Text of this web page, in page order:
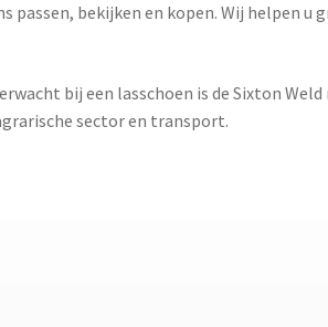
passen, bekijken en kopen. Wij helpen u
bij een lasschoen is de Sixton
sector en transport.